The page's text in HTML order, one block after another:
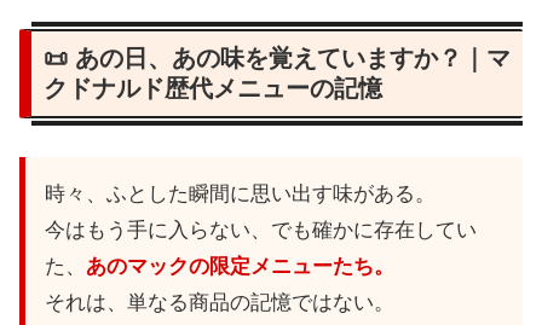
📜 あの日、あの味を覚えていますか？｜マ
クドナルド歴代メニューの記憶
時々、ふとした瞬間に思い出す味がある。
今はもう手に入らない、でも確かに存在してい
た、 あのマックの限定メニューたち。
それは、単なる商品の記憶ではない。